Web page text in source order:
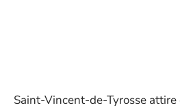
Saint-Vincent-de-Tyrosse